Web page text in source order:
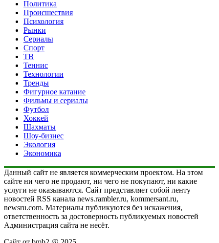
Политика
Происшествия
Психология
Рынки
Сериалы
Спорт
ТВ
Теннис
Технологии
Тренды
Фигурное катание
Фильмы и сериалы
Футбол
Хоккей
Шахматы
Шоу-бизнес
Экология
Экономика
Данный сайт не является коммерческим проектом. На этом
сайте ни чего не продают, ни чего не покупают, ни какие
услуги не оказываются. Сайт представляет собой ленту
новостей RSS канала news.rambler.ru, kommersant.ru,
newsru.com. Материалы публикуются без искажения,
ответственность за достоверность публикуемых новостей
Администрация сайта не несёт.